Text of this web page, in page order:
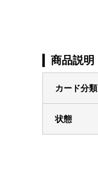
商品説明
カード分類
状態